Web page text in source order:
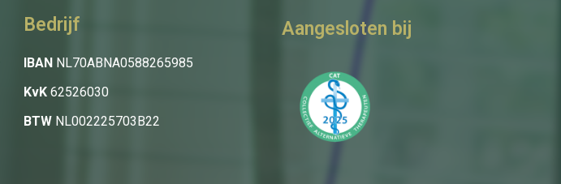
Bedrijf
IBAN NL70ABNA0588265985
KvK62526030
BTWNL002225703B22
Aangesloten bij